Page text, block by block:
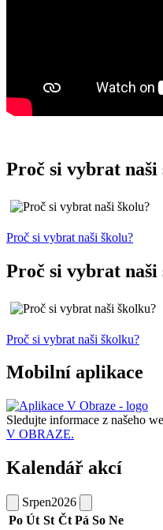
Proč si vybrat naši
Proč si vybrat naši školu?
Proč si vybrat naši
Proč si vybrat naši školku?
Mobilní aplikace
Sledujte informace z našeho
V OBRAZE.
Kalendář akcí
Srpen2026
Po Út St Čt Pá So Ne